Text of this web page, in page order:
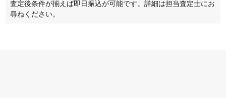
査定後条件が揃えば即日振込が可能です。詳細は担当査定士にお
尋ねください。